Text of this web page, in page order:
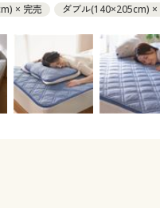
× 完売 ダブル(140×205cm) ×